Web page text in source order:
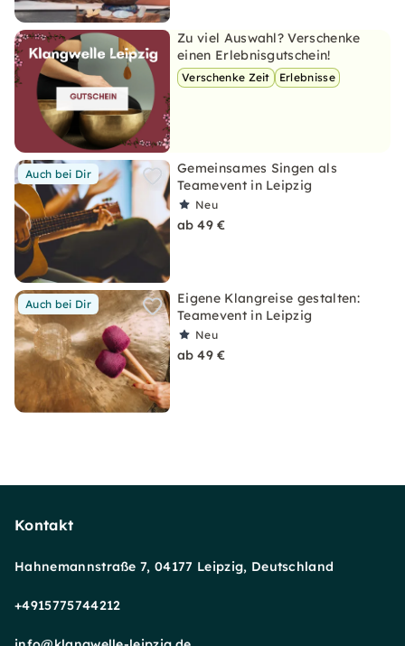
Zu viel Auswahl? Verschenke
einen Erlebnisgutschein!
Verschenke Zeit Erlebnisse
Auch bei Dir
Gemeinsames Singen als
Teamevent in Leipzig
Neu
ab 49 €
Auch bei Dir
Eigene Klangreise gestalten:
Teamevent in Leipzig
Neu
ab 49 €
Kontakt
Hahnemannstraße 7, 04177 Leipzig, Deutschland
+4915775744212